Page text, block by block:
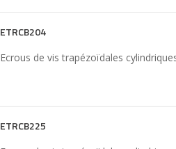
ETRCB204
Ecrous de vis trapézoïdales
ETRCB225